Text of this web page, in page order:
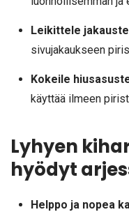
Leikittele
sivujakaukseen
Kokeile
käyttää ilmeen
Lyhyen
hyödyt
Helppo ja nopea